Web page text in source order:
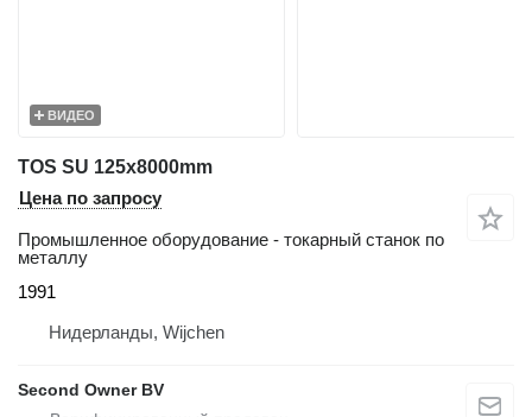
ВИДЕО
TOS SU 125x8000mm
Цена по запросу
Промышленное оборудование - токарный станок по
металлу
1991
Нидерланды, Wijchen
Second Owner BV